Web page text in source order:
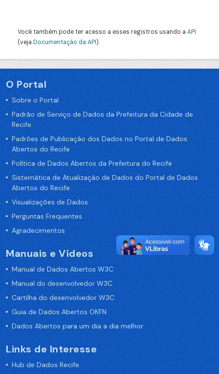
Você também pode ter acesso a esses registros usando a API
(veja Documentação da API).
O Portal
Sobre o Portal
Padrão de Serviço de Dados da Prefeitura da Cidade de
Recife
Padrões de Publicação dos Dados no Portal de Dados
Abertos do Recife
Política de Dados Abertos da Prefeitura do Recife
Sistemática de Atualização de Dados do Portal de Dados
Abertos do Recife
Visualizações de Dados
Perguntas Frequentes
Agradecimentos
Manuais e Vídeos
Manual de Dados Abertos W3C
Manual do desenvolvedor W3C
Cartilha do desenvolvedor W3C
Guia de Dados Abertos OKFN
Dados Abertos para um dia a dia melhor
Links de Interesse
Hub de Dados Recife